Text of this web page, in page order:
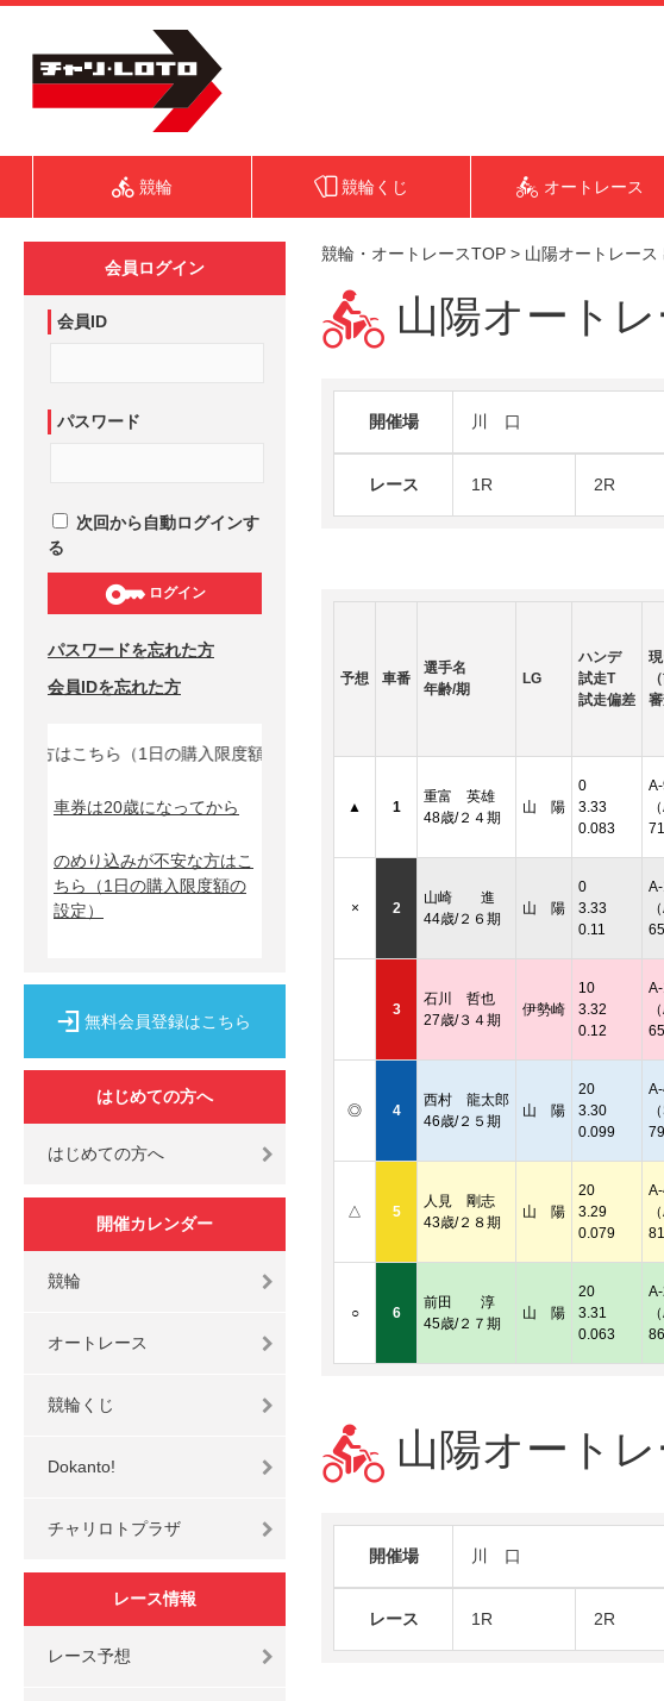
競輪 競輪くじ オートレース
会員ログイン
会員ID
パスワード
次回から自動ログインす
る
ログイン
パスワードを忘れた方
会員IDを忘れた方
こちら（1日の購入限度額の設定）↓
車券は20歳になってから
のめり込みが不安な方はこ
ちら
（1日の購入限度額の
設定）
無料会員登録はこちら
はじめての方へ
はじめての方へ
開催カレンダー
競輪
オートレース
競輪くじ
Dokanto!
チャリロトプラザ
レース情報
レース予想
競輪・オートレースTOP > 山陽オートレース
山陽オート
開催場 川 口
レース 1R 2R
予想 車番
選手名
年齢/期
LG
ハンデ
試走T
試走偏差
▲ 1
重富 英雄
48歳/２４期
山 陽
0
3.33
0.083
× 2
山崎 進
44歳/２６期
山 陽
0
3.33
0.11
3
石川 哲也
27歳/３４期
伊勢崎
10
3.32
0.12
◎ 4
西村 龍太郎
46歳/２５期
山 陽
20
3.30
0.099
△ 5
人見 剛志
43歳/２８期
山 陽
20
3.29
0.079
○ 6
前田 淳
45歳/２７期
山 陽
20
3.31
0.063
山陽オート
開催場 川 口
レース 1R 2R